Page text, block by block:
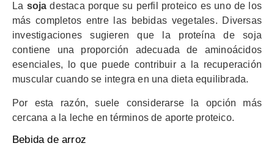
La soja destaca porque su perfil proteico es uno de los
más completos entre las bebidas vegetales. Diversas
investigaciones sugieren que la proteína de soja
contiene una proporción adecuada de aminoácidos
esenciales, lo que puede contribuir a la recuperación
muscular cuando se integra en una dieta equilibrada.
Por esta razón, suele considerarse la opción más
cercana a la leche en términos de aporte proteico.
Bebida de arroz